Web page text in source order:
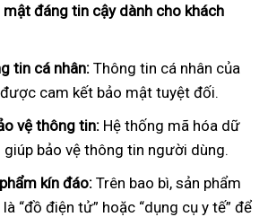
mật đáng tin cậy dành cho khách
tin cá nhân: Thông tin cá nhân của
cam kết bảo mật tuyệt đối.
vệ thông tin: Hệ thống mã hóa dữ
giúp bảo vệ thông tin người dùng.
kín đáo: Trên bao bì, sản phẩm
“đồ điện tử” hoặc “dụng cụ y tế” để